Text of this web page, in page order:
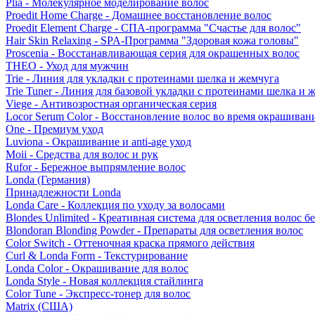
Plia - Молекулярное моделирование волос
Proedit Home Charge - Домашнее восстановление волос
Proedit Element Charge - СПА-программа "Счастье для волос"
Hair Skin Relaxing - SPA-Программа "Здоровая кожа головы"
Proscenia - Восстанавливающая серия для окрашенных волос
THEO - Уход для мужчин
Trie - Линия для укладки с протеинами шелка и жемчуга
Trie Tuner - Линия для базовой укладки с протеинами шелка и
Viege - Антивозростная органическая серия
Locor Serum Color - Восстановление волос во время
One - Премиум уход
Luviona - Окрашивание и anti-age уход
Moii - Средства для волос и рук
Rufor - Бережное выпрямление волос
Londa (Германия)
Принадлежности Londa
Londa Care - Коллекция по уходу за волосами
Blondes Unlimited - Креативная система для осветления волос
Blondoran Blonding Powder - Препараты для осветления волос
Color Switch - Оттеночная краска прямого действия
Curl & Londa Form - Текстурирование
Londa Color - Окрашивание для волос
Londa Style - Новая коллекция стайлинга
Color Tune - Экспресс-тонер для волос
Matrix (США)